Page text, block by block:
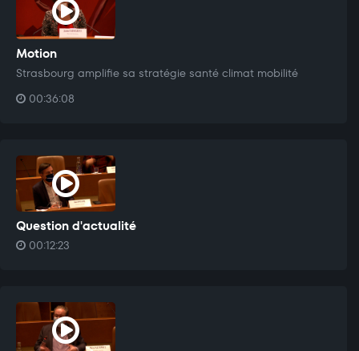
Motion
Strasbourg amplifie sa stratégie santé climat mobilité
00:36:08
Question d'actualité
00:12:23